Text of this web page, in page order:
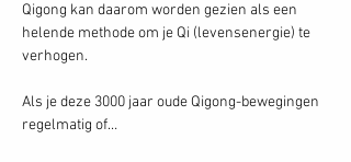
Qigong kan daarom worden gezien als een
helende methode om je Qi (levensenergie) te
verhogen.
Als je deze 3000 jaar oude Qigong-bewegingen
regelmatig of…